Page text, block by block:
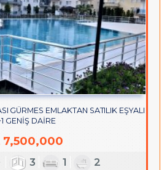
GÜRMES EMLAKTAN SATILIK EŞYALI
GENİŞ DAİRE
7,500,000
3 1 2